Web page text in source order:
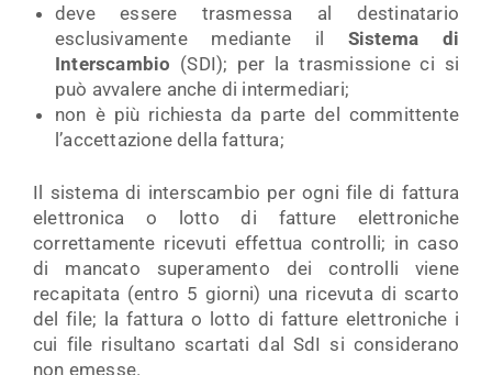
deve essere trasmessa al destinatario
esclusivamente mediante il Sistema di
Interscambio (SDI); per la trasmissione ci si
può avvalere anche di intermediari;
non è più richiesta da parte del committente
l’accettazione della fattura;
Il sistema di interscambio per ogni file di fattura
elettronica o lotto di fatture elettroniche
correttamente ricevuti effettua controlli; in caso
di mancato superamento dei controlli viene
recapitata (entro 5 giorni) una ricevuta di scarto
del file; la fattura o lotto di fatture elettroniche i
cui file risultano scartati dal SdI si considerano
non emesse.